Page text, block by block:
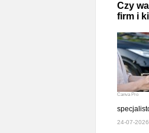
Czy
firm i
Canva Pro
24-07-